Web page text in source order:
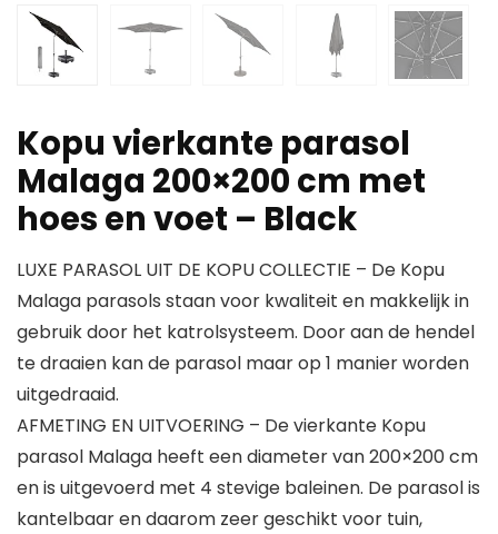
Kopu vierkante parasol
Malaga 200×200 cm met
hoes en voet – Black
LUXE PARASOL UIT DE KOPU COLLECTIE – De Kopu
Malaga parasols staan voor kwaliteit en makkelijk in
gebruik door het katrolsysteem. Door aan de hendel
te draaien kan de parasol maar op 1 manier worden
uitgedraaid.
AFMETING EN UITVOERING – De vierkante Kopu
parasol Malaga heeft een diameter van 200×200 cm
en is uitgevoerd met 4 stevige baleinen. De parasol is
kantelbaar en daarom zeer geschikt voor tuin,